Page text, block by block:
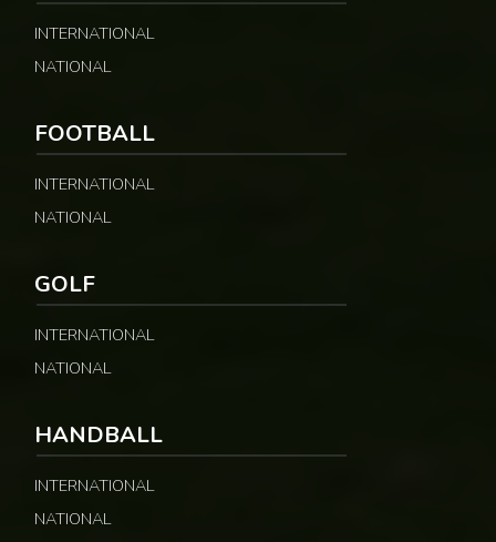
INTERNATIONAL
NATIONAL
FOOTBALL
INTERNATIONAL
NATIONAL
GOLF
INTERNATIONAL
NATIONAL
HANDBALL
INTERNATIONAL
NATIONAL